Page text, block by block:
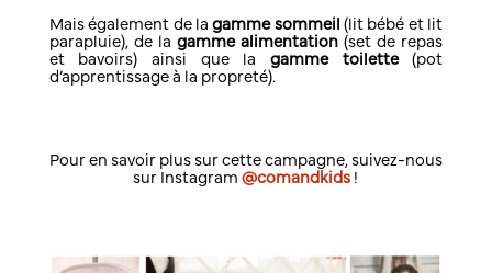
Mais également de lagamme sommeil (lit bébé et lit
parapluie), de la gamme alimentation (set de repas
et bavoirs) ainsi que la gamme toilette(pot
d’apprentissage à la propreté).
Pour en savoir plus sur cette campagne, suivez-nous
sur Instagram@comandkids !